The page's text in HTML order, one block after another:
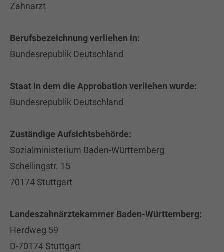
info@yourdomain.com
Lorem ipsum dolor sit amet, consectetuer
adipiscing elit.
massa. Cum sociis natoque penatibus et
magnis dis parturient montes, nascetur
ridiculus mus. Donec quam felis, ultricies nec.
Zahnarzt
Berufsbezeichnung verliehen in:
Bundesrepublik Deutschland
Staat in dem die Approbation verliehen wurde:
Bundesrepublik Deutschland
Zuständige Aufsichtsbehörde:
Sozialministerium Baden-Württemberg
Schellingstr. 15
70174 Stuttgart
Landeszahnärztekammer Baden-Württemberg:
Herdweg 59
D-70174 Stuttgart